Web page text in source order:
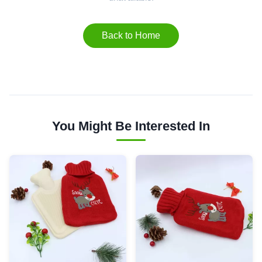
Back to Home
You Might Be Interested In